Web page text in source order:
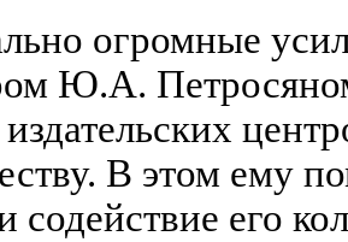
огромные
Ю.А.
В этом ему
содействие его